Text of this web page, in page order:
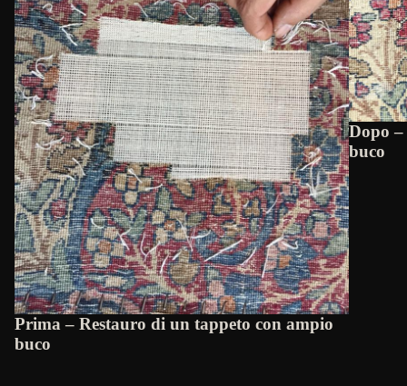
Prima – Restauro di un tappeto con ampio
buco
Dopo
buco